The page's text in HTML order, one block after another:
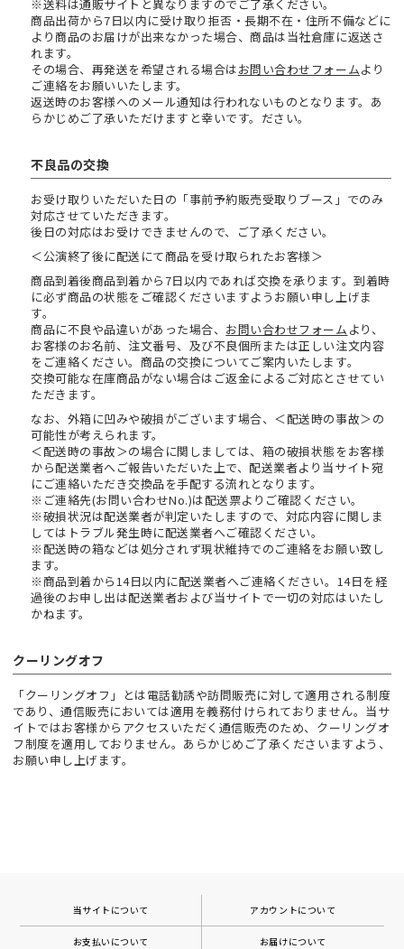
※送料は通販サイトと異なりますのでご了承ください。
商品出荷から7日以内に受け取り拒否・長期不在・住所不備などに
より商品のお届けが出来なかった場合、商品は当社倉庫に返送さ
れます。
その場合、再発送を希望される場合はお問い合わせフォームより
ご連絡をお願いいたします。
返送時のお客様へのメール通知は行われないものとなります。あ
らかじめご了承いただけますと幸いです。ださい。
不良品の交換
お受け取りいただいた日の「事前予約販売受取りブース」でのみ
対応させていただきます。
後日の対応はお受けできませんので、ご了承ください。
＜公演終了後に配送にて商品を受け取られたお客様＞
商品到着後商品到着から7日以内であれば交換を承ります。到着時
に必ず商品の状態をご確認くださいますようお願い申し上げま
す。
商品に不良や品違いがあった場合、 お問い合わせフォーム より、
お客様のお名前、注文番号、及び不良個所または正しい注文内容
をご連絡ください。商品の交換についてご案内いたします。
交換可能な在庫商品がない場合はご返金によるご対応とさせてい
ただきます。
なお、外箱に凹みや破損がございます場合、＜配送時の事故＞の
可能性が考えられます。
＜配送時の事故＞の場合に関しましては、箱の破損状態をお客様
から配送業者へご報告いただいた上で、配送業者より当サイト宛
にご連絡いただき交換品を手配する流れとなります。
※ご連絡先(お問い合わせNo.)は配送票よりご確認ください。
※破損状況は配送業者が判定いたしますので、対応内容に関しま
してはトラブル発生時に配送業者へご確認ください。
※配送時の箱などは処分されず現状維持でのご連絡をお願い致し
ます。
※商品到着から14日以内に配送業者へご連絡ください。14日を経
過後のお申し出は配送業者および当サイトで一切の対応はいたし
かねます。
クーリングオフ
「クーリングオフ」とは電話勧誘や訪問販売に対して適用される制度
であり、通信販売においては適用を義務付けられておりません。当サ
イトではお客様からアクセスいただく通信販売のため、クーリングオ
フ制度を適用しておりません。あらかじめご了承くださいますよう、
お願い申し上げます。
当サイトについて アカウントについて
お支払いについて お届けについて